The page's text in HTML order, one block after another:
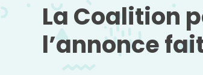
La Coalition
l’annonce